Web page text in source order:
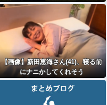
て見に行くと…「！？」衝撃の光景
【画像】新田恵海さん(41)、寝る前
にナニかしてくれそう